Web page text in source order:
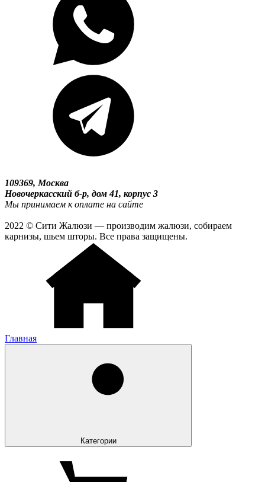
109369, Москва
Новочеркасский б-р, дом 41, корпус 3
Мы принимаем к оплате на сайте
2022 © Сити Жалюзи — производим жалюзи, собираем
карнизы, шьем шторы. Все права защищены.
Главная
Категории